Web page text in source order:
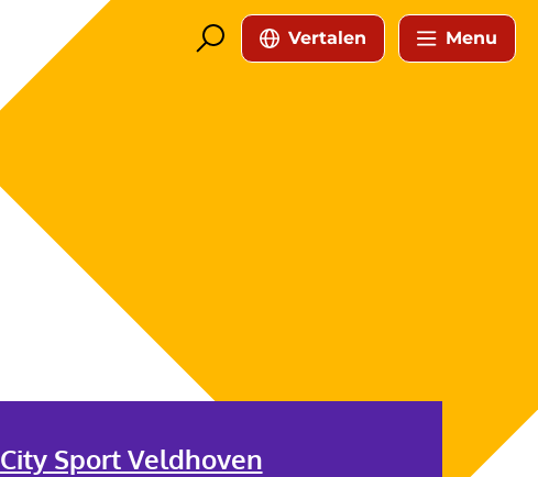
Vertalen Menu
City Sport Veldhoven